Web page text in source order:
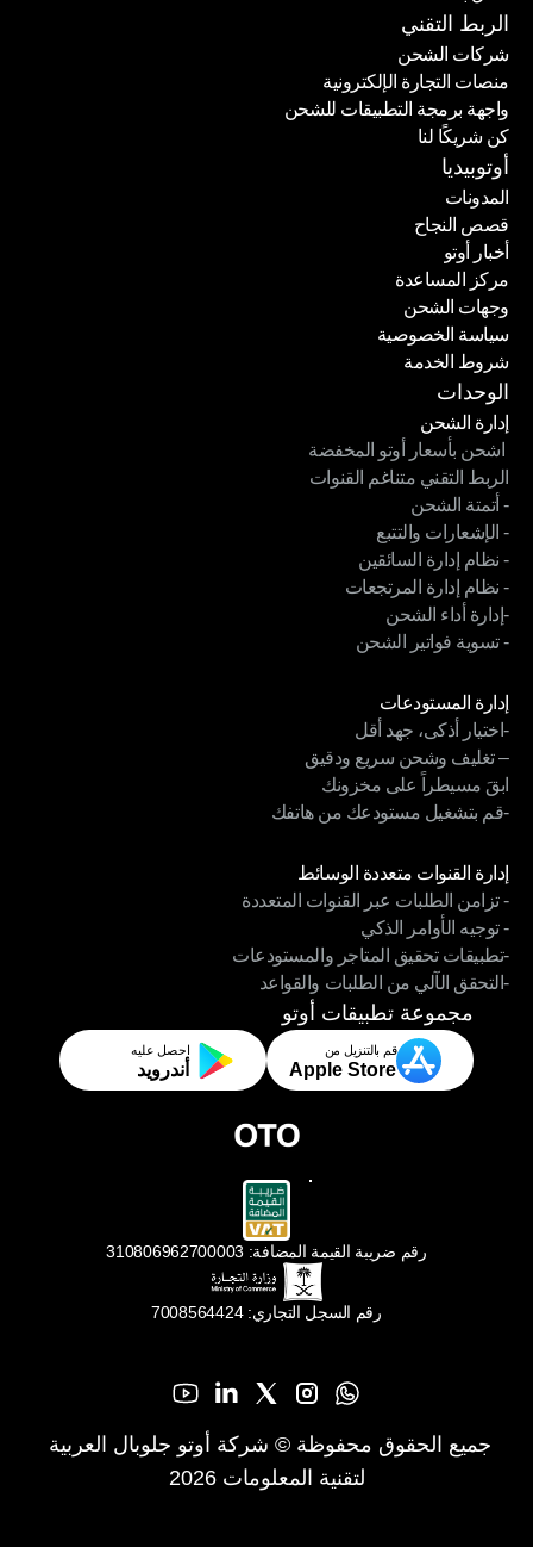
اتصل بنا
الربط التقني
شركات الشحن
شركات الشحن
منصات التجارة الإلكترونية
منصات التجارة الإلكترونية
واجهة برمجة التطبيقات للشحن
واجهة برمجة التطبيقات للشحن
كن شريكًا لنا
كن شريكًا لنا
أوتوبيديا
المدونات
المدونات
قصص النجاح
قصص النجاح
أخبار أوتو
أخبار أوتو
مركز المساعدة
مركز المساعدة
وجهات الشحن
وجهات الشحن
سياسة الخصوصية
سياسة الخصوصية
شروط الخدمة
شروط الخدمة
الوحدات
إدارة الشحن
إدارة الشحن
اشحن بأسعار أوتو المخفضة
اشحن بأسعار أوتو المخفضة
الربط التقني متناغم القنوات
الربط التقني متناغم القنوات
- أتمتة الشحن
- أتمتة الشحن
- الإشعارات والتتبع
- الإشعارات والتتبع
- نظام إدارة السائقين
- نظام إدارة السائقين
- نظام إدارة المرتجعات
- نظام إدارة المرتجعات
-إدارة أداء الشحن
-إدارة أداء الشحن
- تسوية فواتير الشحن
إدارة المستودعات
إدارة المستودعات
-اختيار أذكى، جهد أقل
-اختيار أذكى، جهد أقل
– تغليف وشحن سريع ودقيق
– تغليف وشحن سريع ودقيق
ابقَ مسيطراً على مخزونك
ابقَ مسيطراً على مخزونك
-قم بتشغيل مستودعك من هاتفك
إدارة القنوات متعددة الوسائط
إدارة القنوات متعددة الوسائط
- تزامن الطلبات عبر القنوات المتعددة
- تزامن الطلبات عبر القنوات المتعددة
- توجيه الأوامر الذكي
- توجيه الأوامر الذكي
-تطبيقات تحقيق المتاجر والمستودعات
-تطبيقات تحقيق المتاجر والمستودعات
-التحقق الآلي من الطلبات والقواعد
-التحقق الآلي من الطلبات والقواعد
مجموعة تطبيقات أوتو
قم بالتنزيل من
Apple Store
احصل عليه
أندرويد
رقم ضريبة القيمة المضافة: 310806962700003
رقم السجل التجاري: 7008564424
لتقنية المعلومات 2026